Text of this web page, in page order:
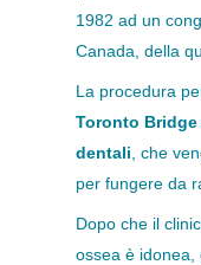
1982 ad un
Canada, della
La procedura
Toronto Bridge
dentali , che
per fungere da
Dopo che il
ossea è idonea,